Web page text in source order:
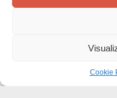
Cookie
Sii il